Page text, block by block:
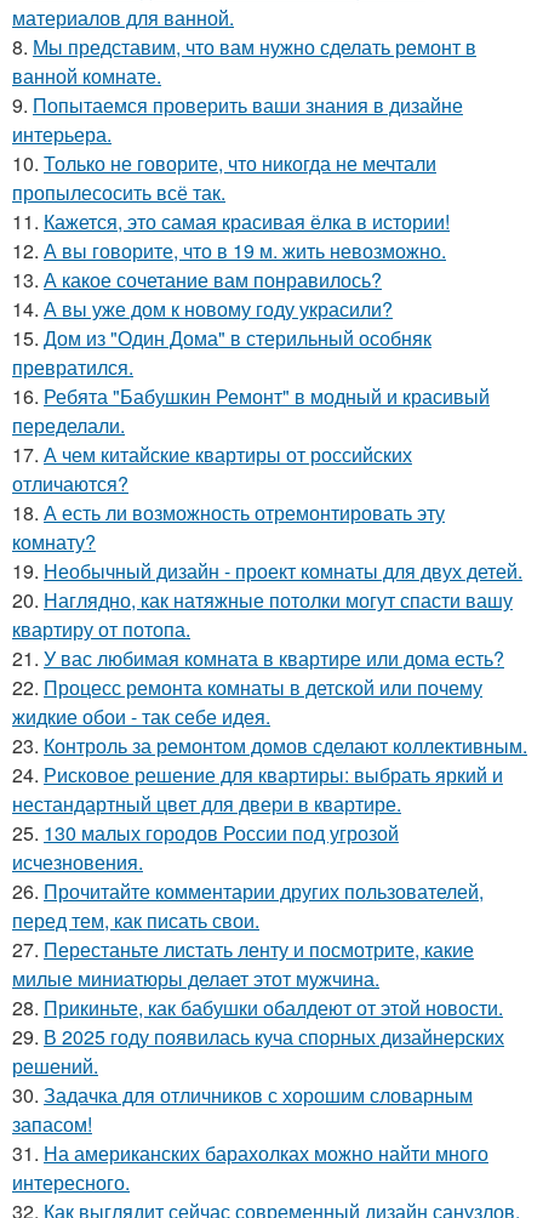
материалов для ванной.
8. Мы представим, что вам нужно сделать ремонт в
ванной комнате.
9. Попытаемся проверить ваши знания в дизайне
интерьера.
10. Только не говорите, что никогда не мечтали
пропылесосить всё так.
11. Кажется, это самая красивая ёлка в истории!
12. А вы говорите, что в 19 м. жить невозможно.
13. А какое сочетание вам понравилось?
14. А вы уже дом к новому году украсили?
15. Дом из "Один Дома" в стерильный особняк
превратился.
16. Ребята "Бабушкин Ремонт" в модный и красивый
переделали.
17. А чем китайские квартиры от российских
отличаются?
18. А есть ли возможность отремонтировать эту
комнату?
19. Необычный дизайн - проект комнаты для двух детей.
20. Наглядно, как натяжные потолки могут спасти вашу
квартиру от потопа.
21. У вас любимая комната в квартире или дома есть?
22. Процесс ремонта комнаты в детской или почему
жидкие обои - так себе идея.
23. Контроль за ремонтом домов сделают коллективным.
24. Рисковое решение для квартиры: выбрать яркий и
нестандартный цвет для двери в квартире.
25. 130 малых городов России под угрозой
исчезновения.
26. Прочитайте комментарии других пользователей,
перед тем, как писать свои.
27. Перестаньте листать ленту и посмотрите, какие
милые миниатюры делает этот мужчина.
28. Прикиньте, как бабушки обалдеют от этой новости.
29. В 2025 году появилась куча спорных дизайнерских
решений.
30. Задачка для отличников с хорошим словарным
запасом!
31. На американских барахолках можно найти много
интересного.
32. Как выглядит сейчас современный дизайн санузлов.